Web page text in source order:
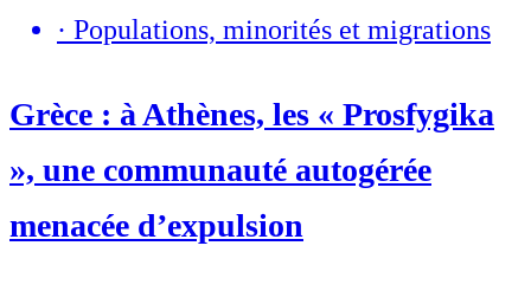
· Populations, minorités et migrations
Grèce : à Athènes, les « Prosfygika
», une communauté autogérée
menacée d’expulsion